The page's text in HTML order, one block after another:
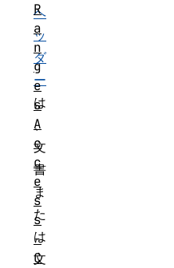
ヘ
ッ
ダ
ー
は
、
文
書
ま
た
は
文
R
a
n
g
e
s
A
c
c
e
s
s
-
C